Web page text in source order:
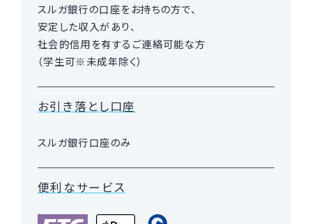
スルガ銀行の口座をお持ちの方で、
安定した収入があり、
社会的信用を有するご連絡可能な方
（学生可※未成年除く）
お引き落とし口座
スルガ銀行口座のみ
便利なサービス